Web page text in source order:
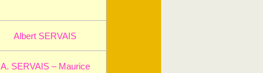
Albert SERVAIS
A. SERVAIS – Maurice